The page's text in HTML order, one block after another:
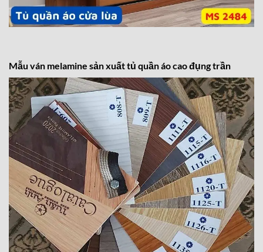
Mẫu ván melamine sản xuất tủ quần áo cao đụng trần